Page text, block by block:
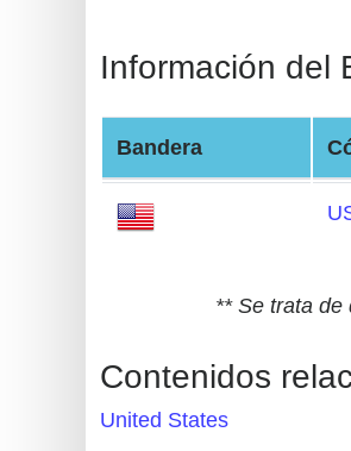
Credit
Generator
Credit
Card
Card
Service
Información del
Bandera
** Se trata de
Contenidos
United States